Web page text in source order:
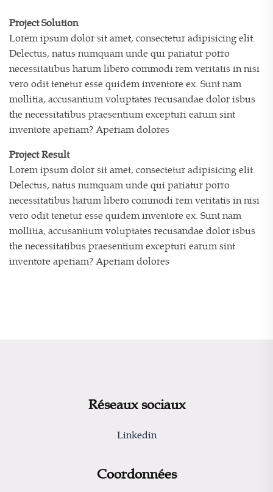
Project Solution
Lorem ipsum dolor sit amet, consectetur adipisicing elit.
Delectus, natus numquam unde qui pariatur porro
necessitatibus harum libero commodi rem veritatis in nisi
vero odit tenetur esse quidem inventore ex. Sunt nam
mollitia, accusantium voluptates recusandae dolor isbus
the necessitatibus praesentium excepturi earum sint
inventore aperiam? Aperiam dolores
Project Result
Lorem ipsum dolor sit amet, consectetur adipisicing elit.
Delectus, natus numquam unde qui pariatur porro
necessitatibus harum libero commodi rem veritatis in nisi
vero odit tenetur esse quidem inventore ex. Sunt nam
mollitia, accusantium voluptates recusandae dolor isbus
the necessitatibus praesentium excepturi earum sint
inventore aperiam? Aperiam dolores
Réseaux sociaux
Linkedin
Coordonnées